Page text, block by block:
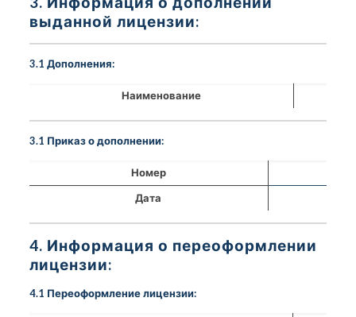
выданной лицензии:
3.1 Дополнения:
Наименование
3.1 Приказ о дополнении:
Номер
Дата
4. Информация о переоформлении
лицензии:
4.1 Переоформление лицензии: